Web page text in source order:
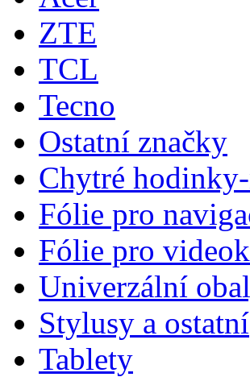
ZTE
TCL
Tecno
Ostatní značky
Chytré
Fólie pro
Fólie pro
Univerzální
Stylusy a ostatní
Tablety